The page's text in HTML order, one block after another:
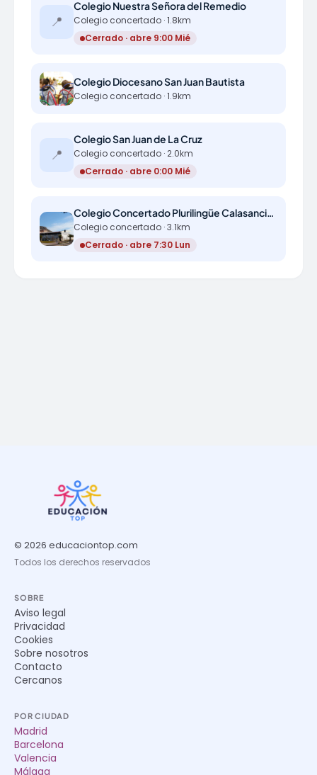
📍
Colegio Nuestra Señora del Remedio
Colegio concertado · 1.8km
Cerrado · abre 9:00 Mié
Colegio Diocesano San Juan Bautista
Colegio concertado · 1.9km
📍
Colegio San Juan de La Cruz
Colegio concertado · 2.0km
Cerrado · abre 0:00 Mié
Colegio concertado · 3.1km
Cerrado · abre 7:30 Lun
© 2026 educaciontop.com
Todos los derechos reservados
SOBRE
Aviso legal
Privacidad
Cookies
Sobre nosotros
Contacto
Cercanos
POR CIUDAD
Madrid
Barcelona
Valencia
Málaga